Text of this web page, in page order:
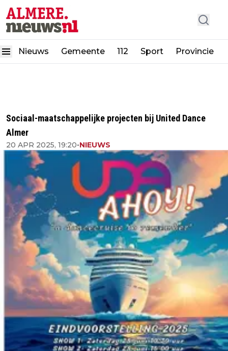
Nieuws Gemeente 112 Sport Provincie
Sociaal-maatschappelijke projecten bij United Dance
Almer
20 APR 2025, 19:20•NIEUWS